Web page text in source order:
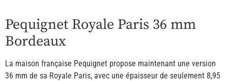
Pequignet Royale Paris 36 mm
Bordeaux
La maison française Pequignet propose maintenant une version
36 mm de sa Royale Paris, avec une épaisseur de seulement 8,95